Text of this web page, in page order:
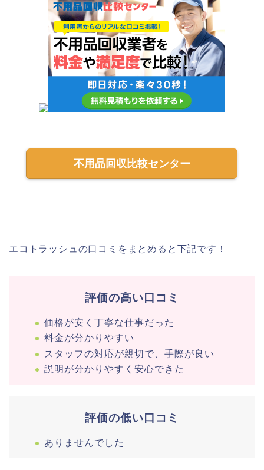
不用品回収比較センター
エコトラッシュの口コミをまとめると下記です！
評価の高い口コミ
価格が安く丁寧な仕事だった
料金が分かりやすい
スタッフの対応が親切で、手際が良い
説明が分かりやすく安心できた
評価の低い口コミ
ありませんでした